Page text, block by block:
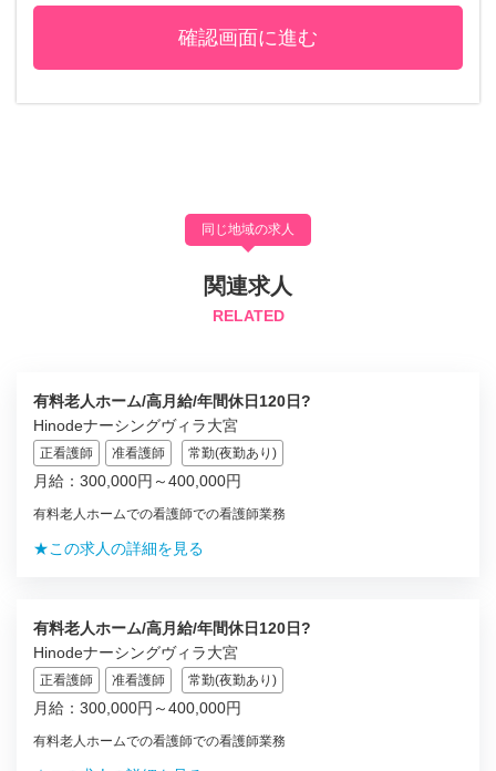
同じ地域の求人
関連求人
RELATED
有料老人ホーム/高月給/年間休日120日?
Hinodeナーシングヴィラ大宮
正看護師 准看護師 常勤(夜勤あり)
月給：300,000円～400,000円
有料老人ホームでの看護師での看護師業務
★この求人の詳細を見る
有料老人ホーム/高月給/年間休日120日?
Hinodeナーシングヴィラ大宮
正看護師 准看護師 常勤(夜勤あり)
月給：300,000円～400,000円
有料老人ホームでの看護師での看護師業務